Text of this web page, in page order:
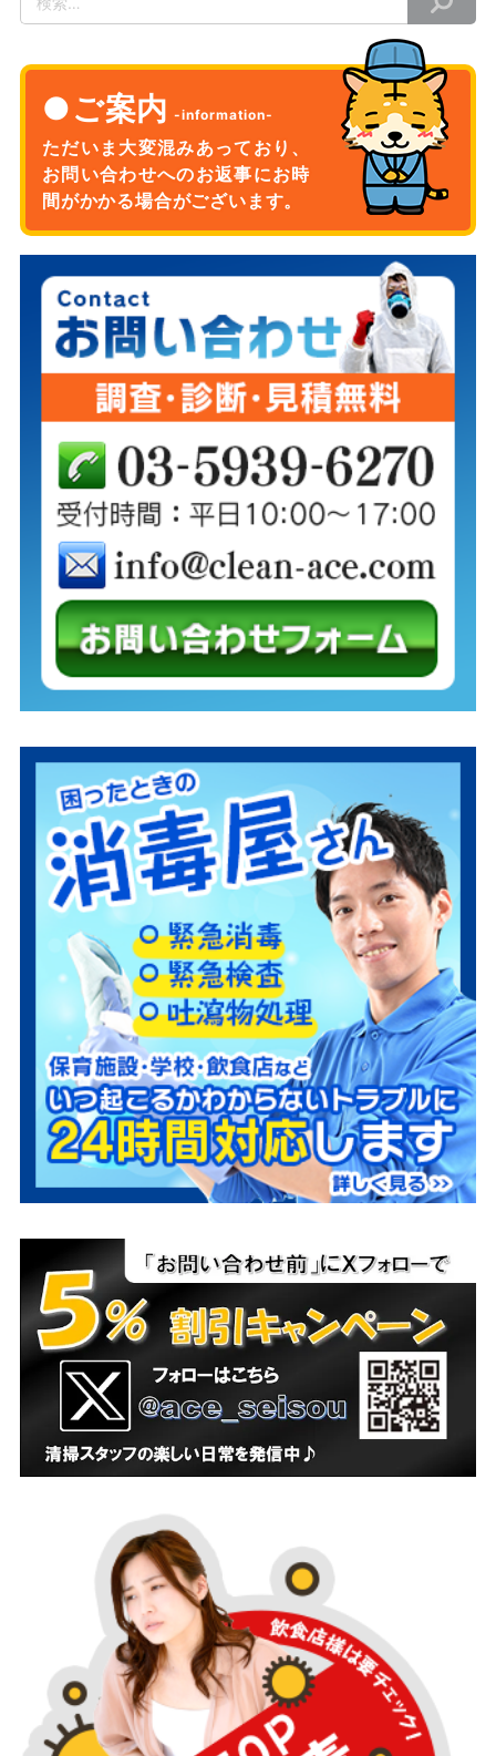
ご案内
ただいま大変混みあっており、
お問い合わせへのお返事にお時
間がかかる場合がございます。